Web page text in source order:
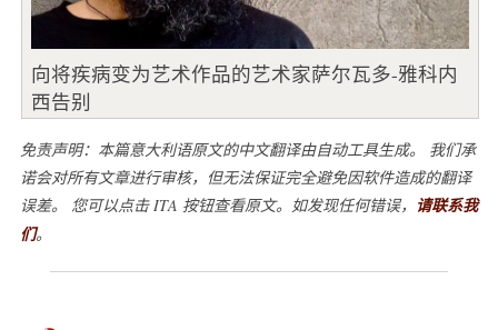
向将疾病变为艺术作品的艺术家萨尔瓦多-雅科内
西告别
免责声明：本篇意大利语原文的中文翻译由自动工具生成。 我们承
诺会对所有文章进行审核，但无法保证完全避免因软件造成的翻译
误差。 您可以点击 ITA 按钮查看原文。如发现任何错误， 请联系我
们。